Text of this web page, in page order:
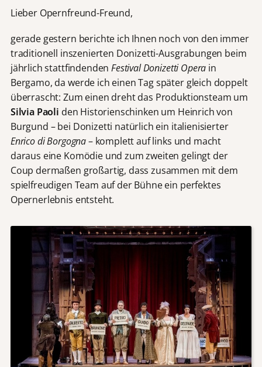
Lieber Opernfreund-Freund,
gerade gestern berichte ich Ihnen noch von den immer
traditionell inszenierten Donizetti-Ausgrabungen beim
jährlich stattfindendenFestival Donizetti Opera in
Bergamo, da werde ich einen Tag später gleich doppelt
überrascht: Zum einen dreht das Produktionsteam um
Silvia Paoli den Historienschinken um Heinrich von
Burgund – bei Donizetti natürlich ein italienisierter
Enrico di Borgogna– komplett auf links und macht
daraus eine Komödie und zum zweiten gelingt der
Coup dermaßen großartig, dass zusammen mit dem
spielfreudigen Team auf der Bühne ein perfektes
Opernerlebnis entsteht.